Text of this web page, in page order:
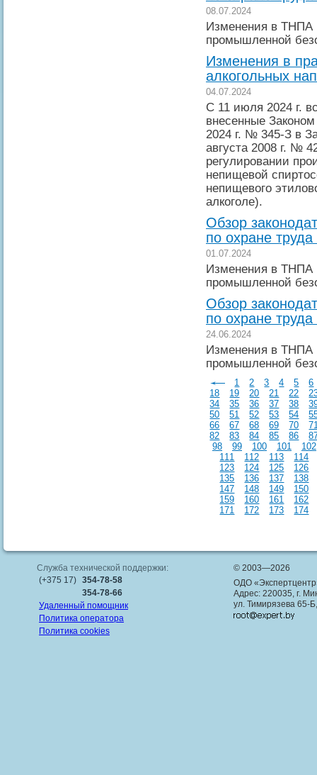
08.07.2024
Изменения в ТНПА
промышленной
Изменения в
алкогольных
04.07.2024
С 11 июля 2024 г.
внесенные
2024 г. № 345-З в
августа 2008 г. №
регулировании
непищевой
непищевого
алкоголе).
Обзор
по охране
01.07.2024
Изменения в ТНПА
промышленной
Обзор
по охране
24.06.2024
Изменения в ТНПА
промышленной
1 2 3 4 5
6
18
19 20 21 22
34
35 36 37 38
50
51 52 53 54
66
67 68 69 70
82
83 84 85 86
98
99 100 101
102
111
112 113
114
123
124 125
126
135
136 137
138
147
148 149
150
159
160 161
162
171
172 173 174
Служба технической поддержки:
(+375 17) 354-78-58
354-78-66
Удаленный помощник
Политика оператора
Политика cookies
© 2003—2026
ОДО
Адрес: 220035, г.
ул. Тимирязева 65-